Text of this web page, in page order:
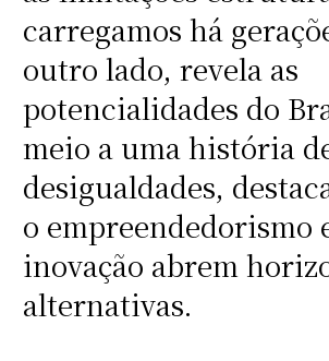
carregamos há
outro lado, revela as
potencialidades do
meio a uma história
desigualdades,
o empreendedorismo
inovação abrem
alternativas.